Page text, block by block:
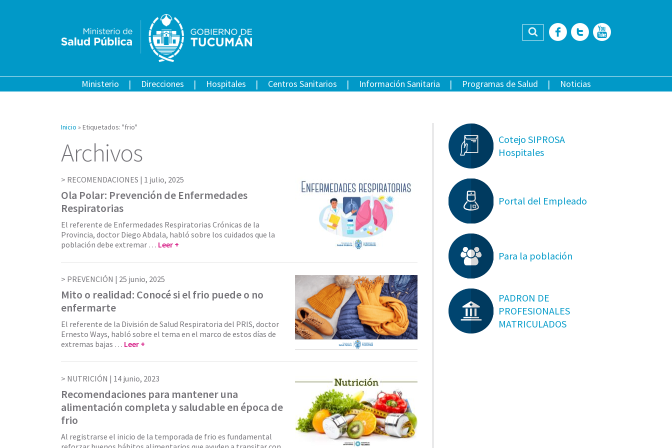
Buscar Facebook
Twitter
Ministerio Direcciones Hospitales Centros Sanitarios Información Sanitaria Programas de Salud Noticias
Inicio » Etiquetados: "frio"
Archivos
RECOMENDACIONES | 1 julio, 2025
Ola Polar: Prevención de Enfermedades
Respiratorias
El referente de Enfermedades Respiratorias Crónicas de la
Provincia, doctor Diego Abdala, habló sobre los cuidados que la
población debe extremar … Leer +
PREVENCIÓN | 25 junio, 2025
Mito o realidad: Conocé si el frio puede o no
enfermarte
El referente de la División de Salud Respiratoria del PRIS, doctor
Ernesto Ways, habló sobre el tema en el marco de estos días de
extremas bajas … Leer +
NUTRICIÓN | 14 junio, 2023
Recomendaciones para mantener una
alimentación completa y saludable en época de
frio
Al registrarse el inicio de la temporada de frio es fundamental
Cotejo SIPROSA
Hospitales
Portal del Empleado
Para la población
PADRON DE
PROFESIONALES
MATRICULADOS